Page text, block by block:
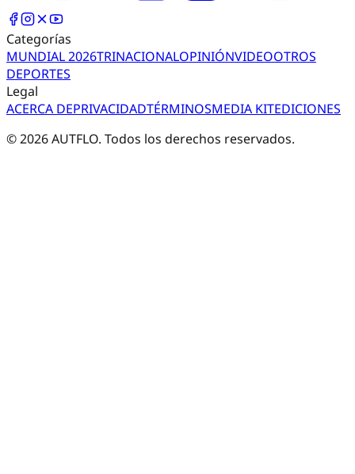
Categorías
MUNDIAL 2026TRINACIONALOPINIÓNVIDEOOTROS
DEPORTES
Legal
ACERCA DEPRIVACIDADTÉRMINOSMEDIA KITEDICIONES
©2026AUTFLO. Todos los derechos reservados.